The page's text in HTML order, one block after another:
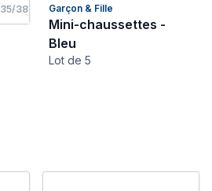
35/38 Garçon & Fille
Mini-chaussettes -
Bleu
Lot de 5